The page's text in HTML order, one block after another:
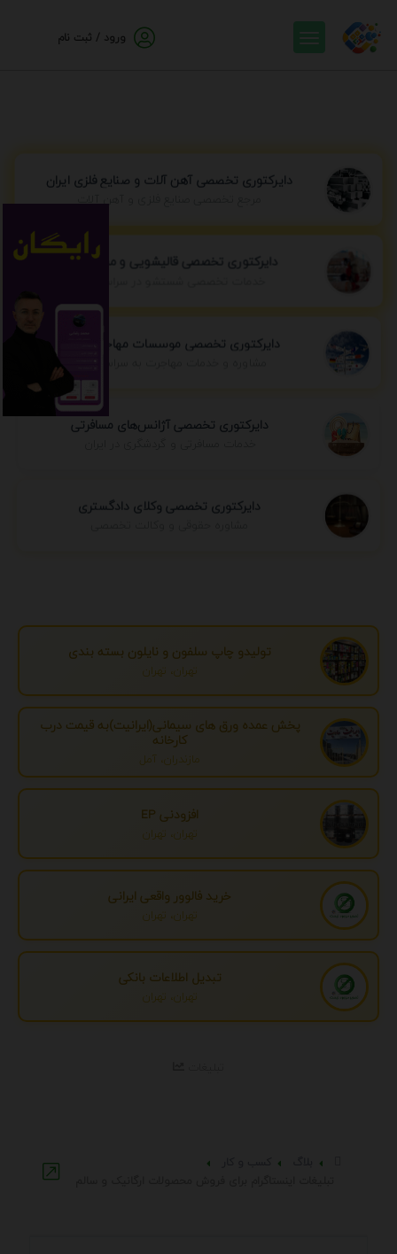
ورود / ثبت نام
دایرکتوری تخصصی آهن آلات و صنایع فلزی ایران
مرجع تخصصی صنایع فلزی و آهن آلات
دایرکتوری تخصصی قالیشویی و مبل شویی
دایرکتوری تخصصی موسسات مهاجرتی ایران
مشاوره و خدمات مهاجرت به سراسر جهان
دایرکتوری تخصصی آژانس‌های مسافرتی
دایرکتوری تخصصی وکلای دادگستری
تولیدو چاپ سلفون و نایلون بسته بندی
تهران، تهران
پخش عمده ورق های سیمانی(ایرانیت)به قیمت درب
کارخانه
مازندران، آمل
افزودنی EP
تهران، تهران
خرید فالوور واقعی ایرانی
تهران، تهران
تبدیل اطلاعات بانکی
تهران، تهران